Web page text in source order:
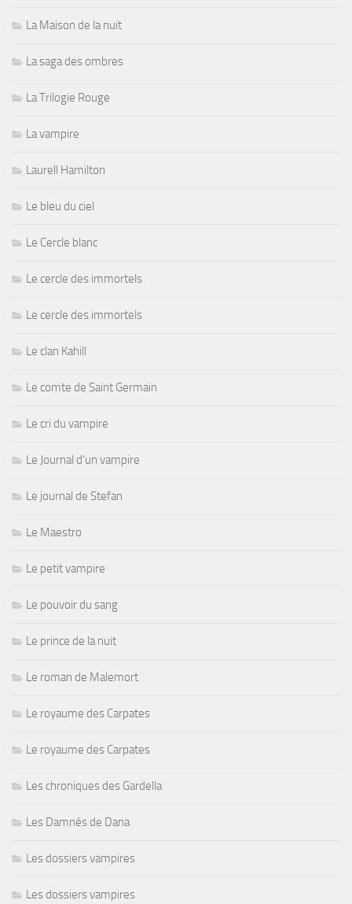
La Maison de la nuit
La saga des ombres
La Trilogie Rouge
La vampire
Laurell Hamilton
Le bleu du ciel
Le Cercle blanc
Le cercle des immortels
Le cercle des immortels
Le clan Kahill
Le comte de Saint Germain
Le cri du vampire
Le Journal d'un vampire
Le journal de Stefan
Le Maestro
Le petit vampire
Le pouvoir du sang
Le prince de la nuit
Le roman de Malemort
Le royaume des Carpates
Le royaume des Carpates
Les chroniques des Gardella
Les Damnés de Dana
Les dossiers vampires
Les dossiers vampires